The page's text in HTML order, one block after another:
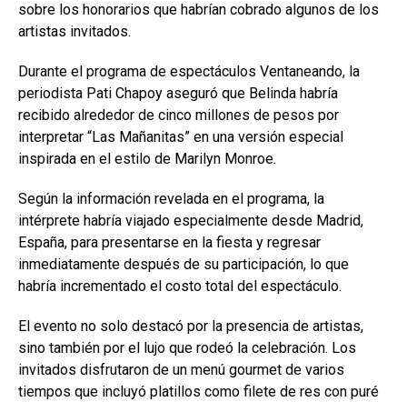
sobre los honorarios que habrían cobrado algunos de los
artistas invitados.
Durante el programa de espectáculos Ventaneando, la
periodista Pati Chapoy aseguró que Belinda habría
recibido alrededor de cinco millones de pesos por
interpretar “Las Mañanitas” en una versión especial
inspirada en el estilo de Marilyn Monroe.
Según la información revelada en el programa, la
intérprete habría viajado especialmente desde Madrid,
España, para presentarse en la fiesta y regresar
inmediatamente después de su participación, lo que
habría incrementado el costo total del espectáculo.
El evento no solo destacó por la presencia de artistas,
sino también por el lujo que rodeó la celebración. Los
invitados disfrutaron de un menú gourmet de varios
tiempos que incluyó platillos como filete de res con puré